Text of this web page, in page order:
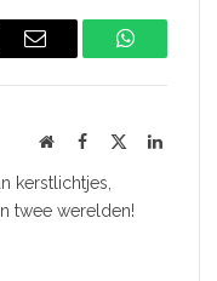
Email WhatsApp
WebsiteFacebook LinkedIn
kerstlichtjes,
twee werelden!